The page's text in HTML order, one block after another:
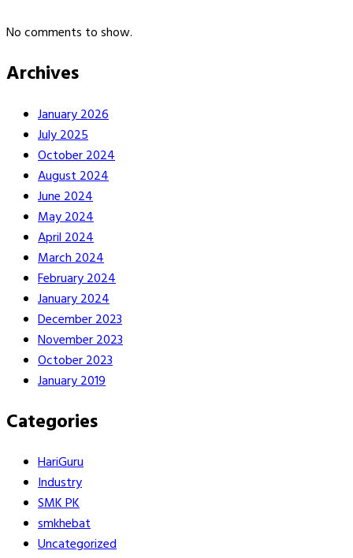
No comments to show.
Archives
January 2026
July 2025
October 2024
August 2024
June 2024
May 2024
April 2024
March 2024
February 2024
January 2024
December 2023
November 2023
October 2023
January 2019
Categories
HariGuru
Industry
SMK PK
smkhebat
Uncategorized